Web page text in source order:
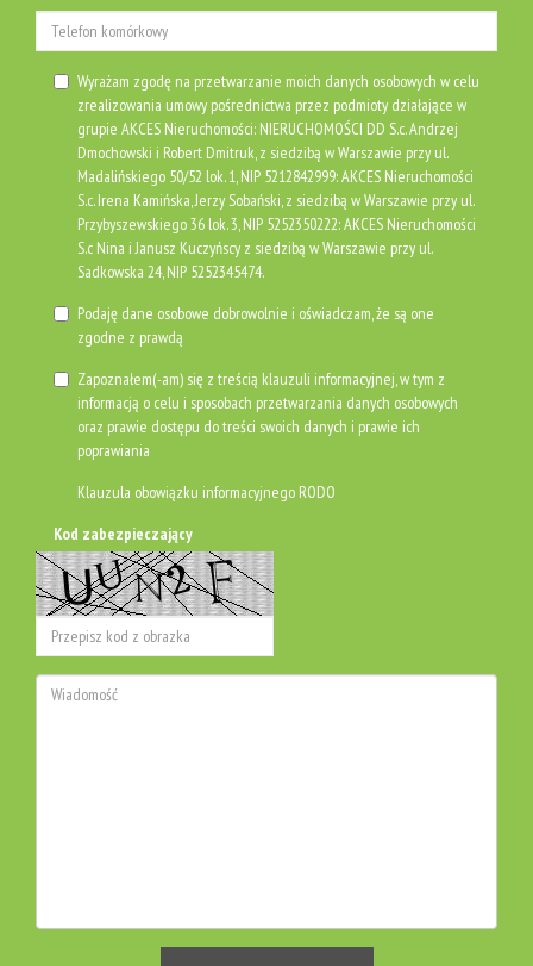
Wyrażam zgodę na przetwarzanie moich danych osobowych w celu
zrealizowania umowy pośrednictwa przez podmioty działające w
grupie AKCES Nieruchomości: NIERUCHOMOŚCI DD S.c. Andrzej
Dmochowski i Robert Dmitruk, z siedzibą w Warszawie przy ul.
Madalińskiego 50/52 lok. 1, NIP 5212842999: AKCES Nieruchomości
S.c. Irena Kamińska, Jerzy Sobański, z siedzibą w Warszawie przy ul.
Przybyszewskiego 36 lok. 3, NIP 5252350222: AKCES Nieruchomości
S.c Nina i Janusz Kuczyńscy z siedzibą w Warszawie przy ul.
Sadkowska 24, NIP 5252345474.
Podaję dane osobowe dobrowolnie i oświadczam, że są one
zgodne z prawdą
Zapoznałem(-am) się z treścią klauzuli informacyjnej, w tym z
informacją o celu i sposobach przetwarzania danych osobowych
oraz prawie dostępu do treści swoich danych i prawie ich
poprawiania
Klauzula obowiązku informacyjnego RODO
Kod zabezpieczający